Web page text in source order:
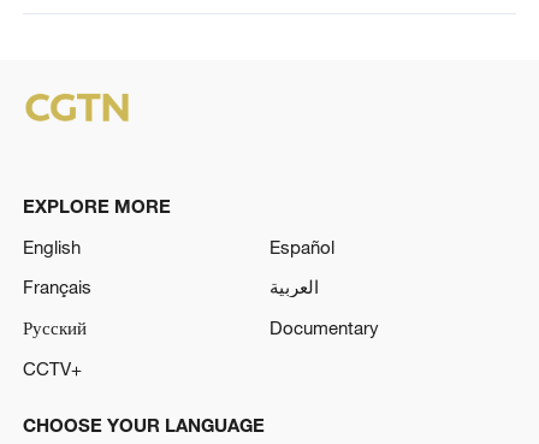
EXPLORE MORE
English
Español
Français
العربية
Русский
Documentary
CCTV+
CHOOSE YOUR LANGUAGE